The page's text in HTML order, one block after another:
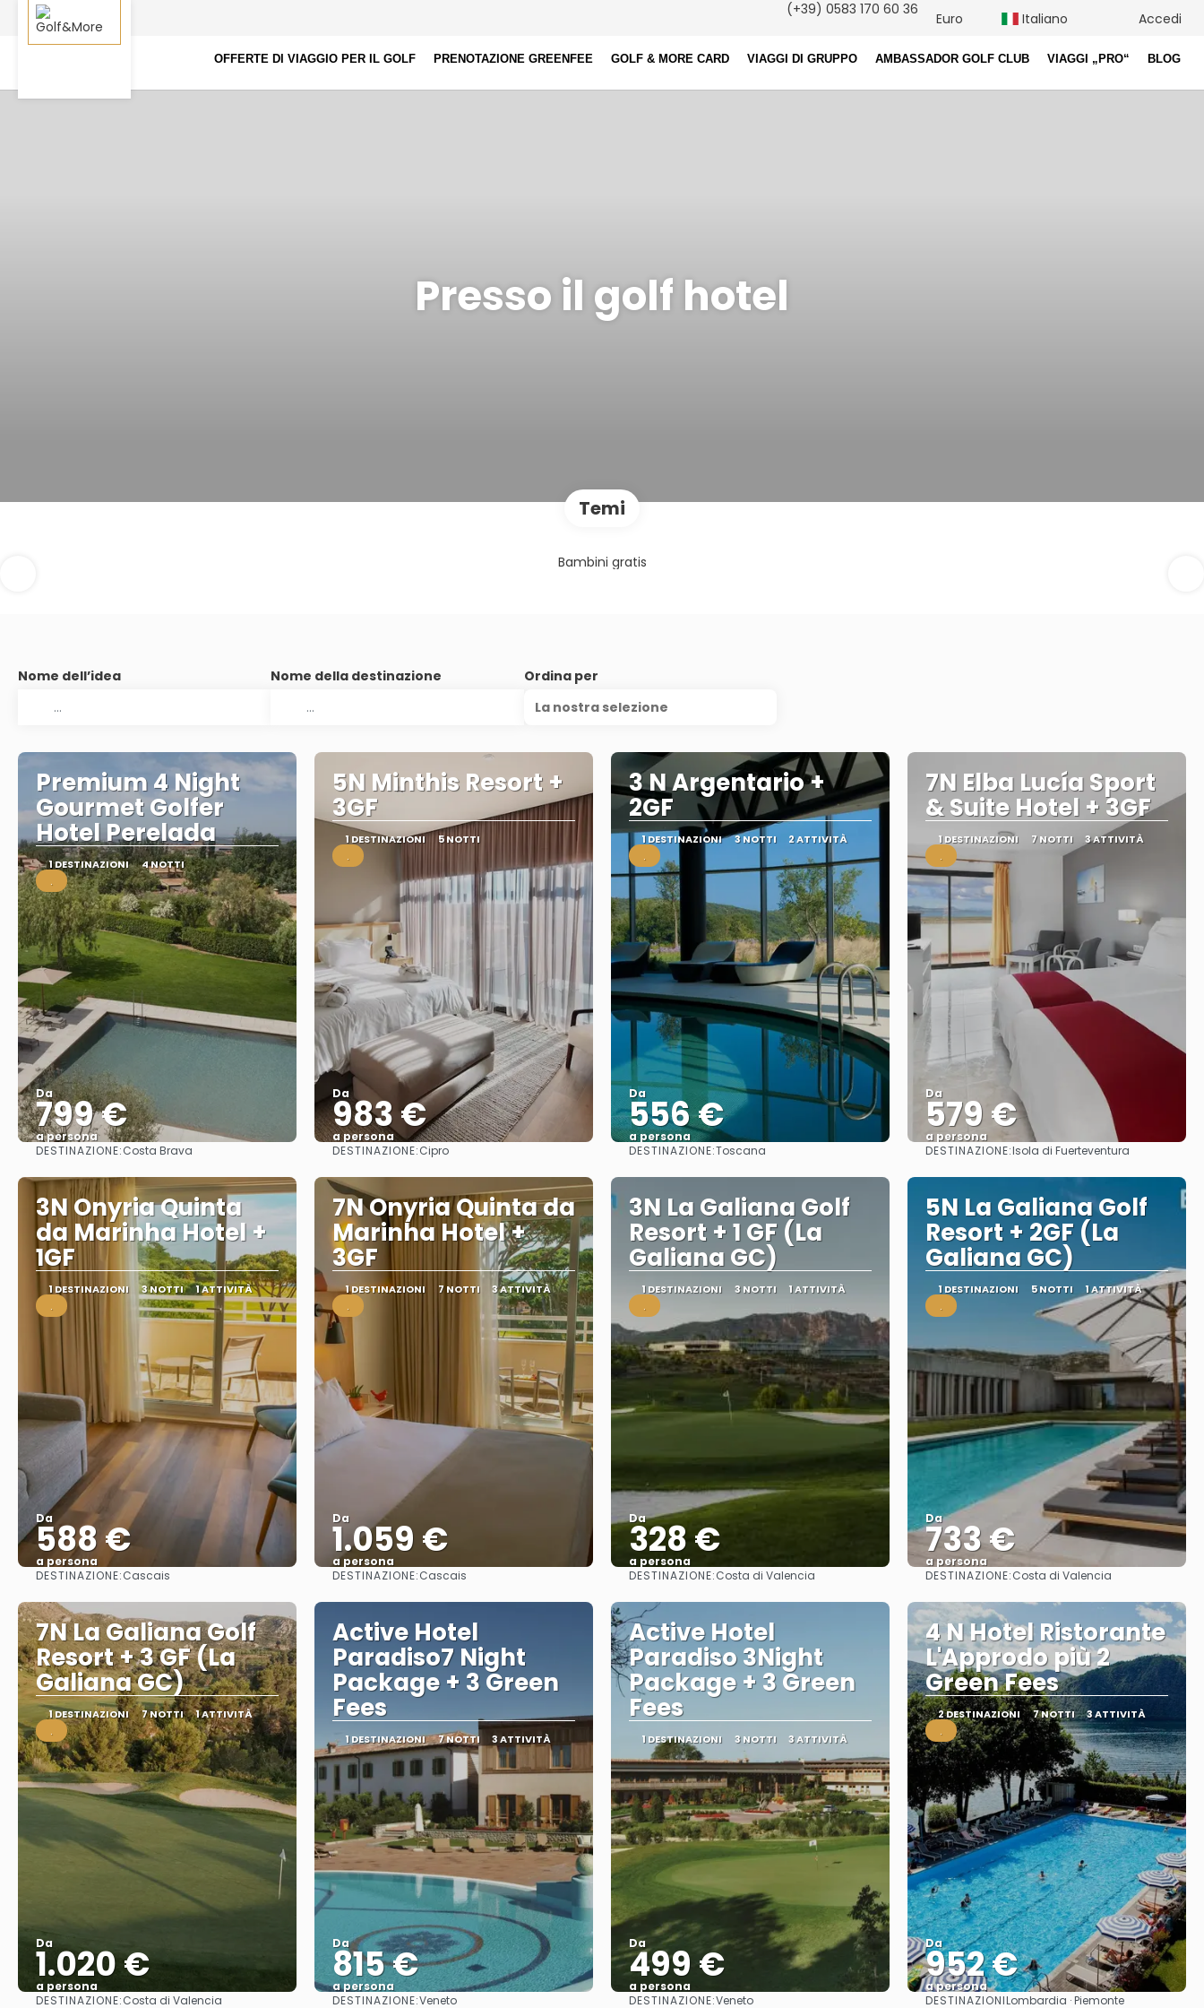
OFFERTE DI VIAGGIO PER IL GOLF PRENOTAZIONE GREENFEE GOLF & MORE CARD VIAGGI DI GRUPPO AMBASSADOR GOLF CLUB VIAGGI „PRO“ BLOG
(+39) 0583 170 60 36
Euro Italiano Accedi
Presso il golf hotel
Temi
Bambini gratis
Nome dell’idea Nome della destinazione
Ordina per
La nostra selezione
Premium 4 Night
Gourmet Golfer
Hotel Perelada
1 DESTINAZIONI 4 NOTTI
.
Da
799 €
a persona
Vedere
DESTINAZIONE:Costa Brava
5N Minthis Resort +
3GF
1 DESTINAZIONI 5 NOTTI
.
Da
983 €
a persona
Vedere
DESTINAZIONE:Cipro
3 N Argentario +
2GF
1 DESTINAZIONI 3 NOTTI 2 ATTIVITÀ
.
Da
556 €
a persona
Vedere
DESTINAZIONE:Toscana
7N Elba Lucía Sport
& Suite Hotel + 3GF
1 DESTINAZIONI 7 NOTTI 3 ATTIVITÀ
.
Da
579 €
a persona
Vedere
DESTINAZIONE:Isola di Fuerteventura
3N Onyria Quinta
da Marinha Hotel +
1GF
1 DESTINAZIONI 3 NOTTI 1 ATTIVITÀ
.
Da
588 €
a persona
Vedere
DESTINAZIONE:Cascais
7N Onyria Quinta da
Marinha Hotel +
3GF
1 DESTINAZIONI 7 NOTTI 3 ATTIVITÀ
.
Da
1.059 €
a persona
Vedere
DESTINAZIONE:Cascais
3N La Galiana Golf
Resort + 1 GF (La
Galiana GC)
1 DESTINAZIONI 3 NOTTI 1 ATTIVITÀ
.
Da
328 €
a persona
Vedere
DESTINAZIONE:Costa di Valencia
5N La Galiana Golf
Resort + 2GF (La
Galiana GC)
1 DESTINAZIONI 5 NOTTI 1 ATTIVITÀ
.
Da
733 €
a persona
Vedere
DESTINAZIONE:Costa di Valencia
7N La Galiana Golf
Resort + 3 GF (La
Galiana GC)
1 DESTINAZIONI 7 NOTTI 1 ATTIVITÀ
.
Da
1.020 €
a persona
DESTINAZIONE:Costa di Valencia
Active Hotel
Paradiso7 Night
Package + 3 Green
Fees
1 DESTINAZIONI 7 NOTTI 3 ATTIVITÀ
Da
815 €
a persona
DESTINAZIONE:Veneto
Active Hotel
Paradiso 3Night
Package + 3 Green
Fees
1 DESTINAZIONI 3 NOTTI 3 ATTIVITÀ
Da
499 €
a persona
DESTINAZIONE:Veneto
4 N Hotel Ristorante
L'Approdo più 2
Green Fees
2 DESTINAZIONI 7 NOTTI 3 ATTIVITÀ
.
Da
952 €
a persona
DESTINAZIONILombardia · Piemonte